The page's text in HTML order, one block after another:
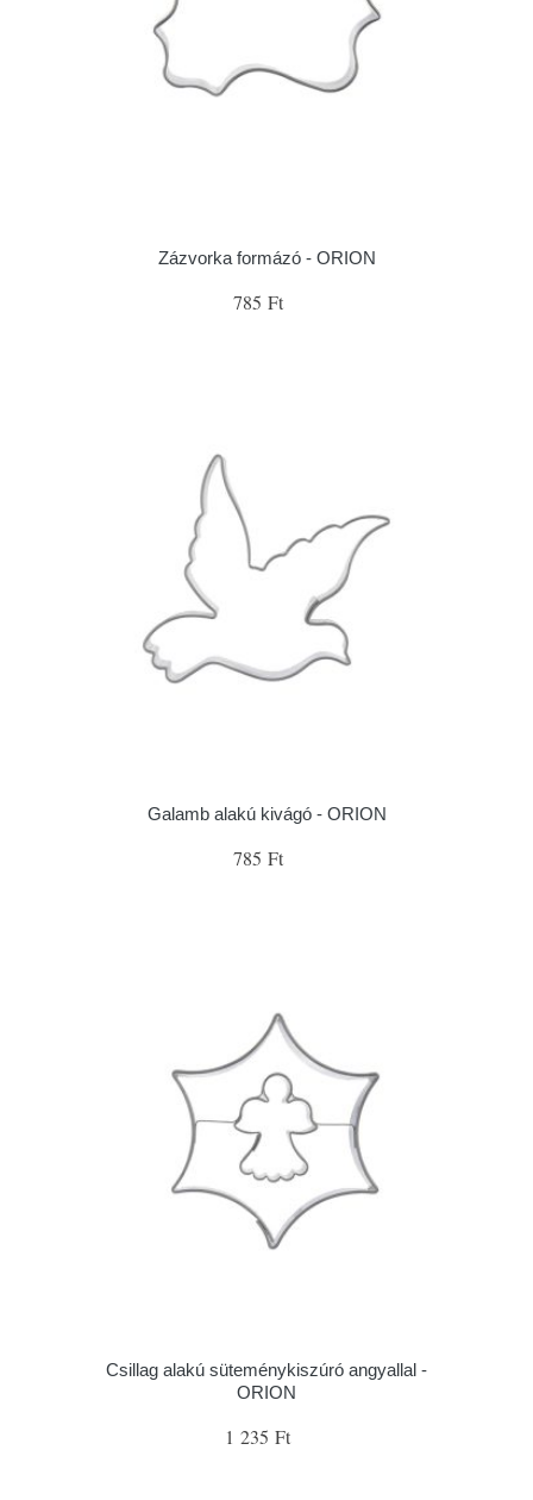
Zázvorka formázó - ORION
785 Ft
Galamb alakú kivágó - ORION
785 Ft
Csillag alakú süteménykiszúró angyallal -
ORION
1 235 Ft